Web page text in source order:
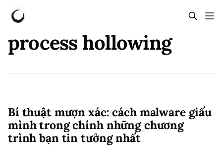
process hollowing
Bí thuật mượn xác: cách malware giấu
mình trong chính những chương
trình bạn tin tưởng nhất